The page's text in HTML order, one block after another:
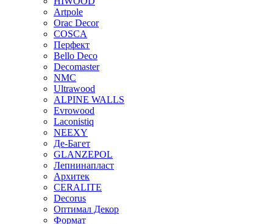
Artpole
Orac Decor
COSCA
Перфект
Bello Deco
Decomaster
NMС
Ultrawood
ALPINE WALLS
Evrowood
Laconistiq
NEEXY
Де-Багет
GLANZEPOL
Лепнинапласт
Архитек
CERALITE
Decorus
Оптимал Декор
Формат